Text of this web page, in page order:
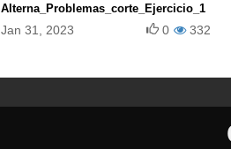
Alterna_Problemas_corte_Ejercicio_1
Jan 31, 2023 332
0